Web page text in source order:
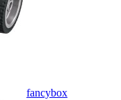
fancybox